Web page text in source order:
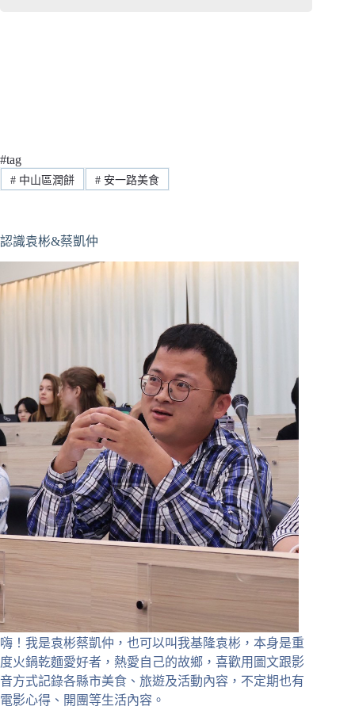
#tag
#中山區潤餅 #安一路美食
認識袁彬&蔡凱仲
嗨！我是袁彬蔡凱仲，也可以叫我基隆袁彬，本身是重
度火鍋乾麵愛好者，熱愛自己的故鄉，喜歡用圖文跟影
音方式記錄各縣市美食、旅遊及活動內容，不定期也有
電影心得、開團等生活內容。